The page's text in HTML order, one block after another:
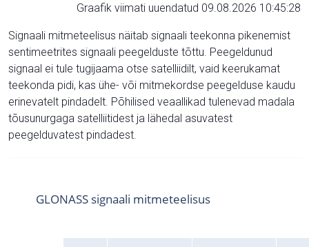
Graafik viimati uuendatud 09.08.2026 10:45:28
Signaali mitmeteelisus näitab signaali teekonna pikenemist
sentimeetrites signaali peegelduste tõttu. Peegeldunud
signaal ei tule tugijaama otse satelliidilt, vaid keerukamat
teekonda pidi, kas ühe- või mitmekordse peegelduse kaudu
erinevatelt pindadelt. Põhilised veaallikad tulenevad madala
tõusunurgaga satelliitidest ja lähedal asuvatest
peegelduvatest pindadest.
GLONASS signaali mitmeteelisus